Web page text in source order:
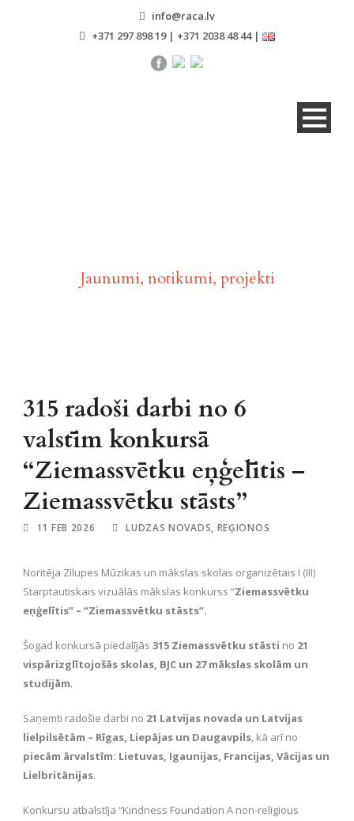
info@raca.lv
+371 297 898 19 | +371 2038 48 44 |
Jaunumi, notikumi, projekti
315 radoši darbi no 6
valstīm konkursā
“Ziemassvētku eņģelītis –
Ziemassvētku stāsts”
11 FEB 2026 LUDZAS NOVADS, REĢIONOS
Noritēja Zilupes Mūzikas un mākslas skolas organizētais I (III)
Starptautiskais vizuālās mākslas konkurss “Ziemassvētku
eņģelītis” – “Ziemassvētku stāsts”.
Šogad konkursā piedalījās 315 Ziemassvētku stāsti no 21
vispārizglītojošās skolas, BJC un 27 mākslas skolām un
studijām.
Saņemti radošie darbi no 21 Latvijas novada un Latvijas
lielpilsētām – Rīgas, Liepājas un Daugavpils, kā arī no
piecām ārvalstīm: Lietuvas, Igaunijas, Francijas, Vācijas un
Lielbritānijas.
Konkursu atbalstīja “Kindness Foundation A non-religious